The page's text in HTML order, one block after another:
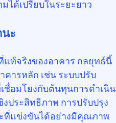
ได้เปรียบในระยะยาว
ะ
แท้จริงของอาคาร กลยุทธ์นี้
ารหลัก เช่น ระบบปรับ
ชื่อมโยงกับต้นทุนการดำเนิน
ประสิทธิภาพ การปรับปรุง
ที่แข่งขันได้อย่างมีคุณภาพ